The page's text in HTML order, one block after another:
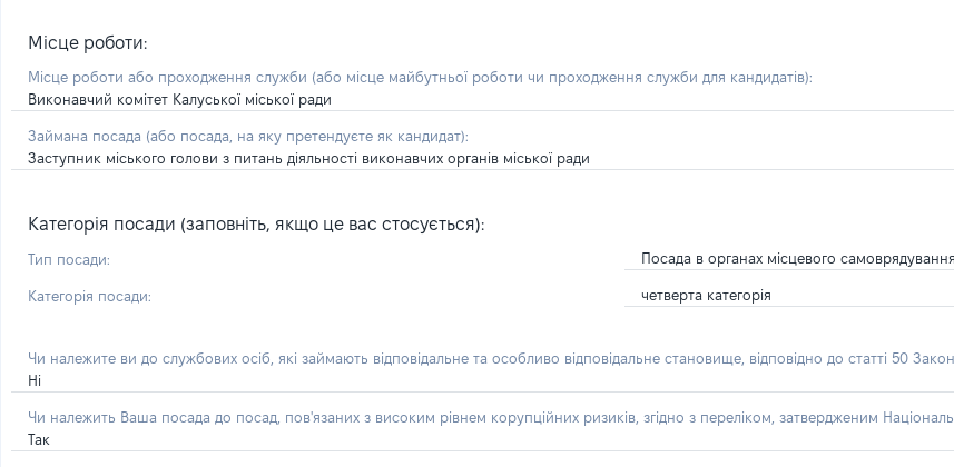
Місце роботи:
Місце роботи або проходження служби (або місце майбутньої роботи чи проходження служби для кандидатів):
Виконавчий комітет Калуської міської ради
Займана посада (або посада, на яку претендуєте як кандидат):
Заступник міського голови з питань діяльності виконавчих органів міської ради
Категорія посади (заповніть, якщо це вас стосується):
Тип посади: Посада в органах місцевого самоврядування
Категорія посади: четверта категорія
Чи належите ви до службових осіб, які займають відповідальне та особливо відповідальне становище, відповідно до статті 50
Ні
Чи належить Ваша посада до посад, пов'язаних з високим рівнем корупційних ризиків, згідно з переліком, затвердженим
Так